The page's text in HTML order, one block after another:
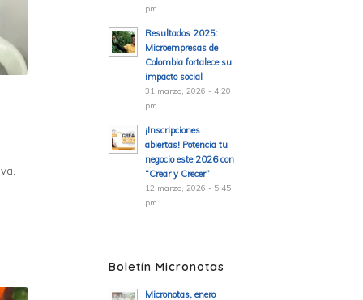
pm
Resultados 2025:
Microempresas de
Colombia fortalece su
impacto social
31 marzo, 2026 - 4:20
pm
¡Inscripciones
abiertas! Potencia tu
negocio este 2026 con
“Crear y Crecer”
12 marzo, 2026 - 5:45
pm
Boletín Micronotas
Micronotas, enero